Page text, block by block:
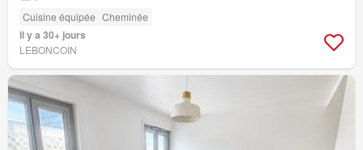
Cuisine équipée Cheminée
Il y a 30+ jours
LEBONCOIN